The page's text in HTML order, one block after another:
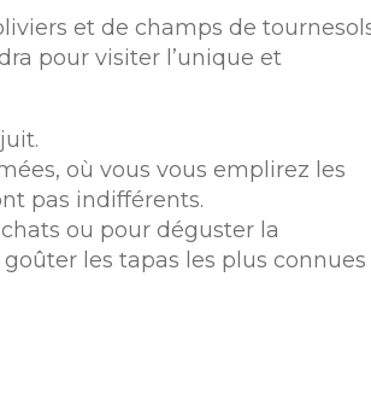
et de champs de
pour visiter l’unique et
où vous vous emplirez les
pas indifférents.
ou pour déguster la
les tapas les plus connues